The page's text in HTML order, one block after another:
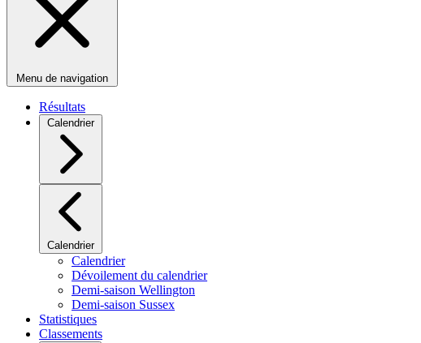
Menu de navigation
Résultats
Calendrier
Calendrier
Calendrier
Dévoilement du calendrier
Demi-saison Wellington
Demi-saison Sussex
Statistiques
Classements